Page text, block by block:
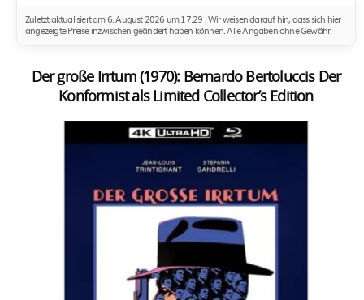
Zuletzt aktualisiert am 6. August 2026 um 17:29 . Wir weisen darauf hin, dass sich hier
angezeigte Preise inzwischen geändert haben können. Alle Angaben ohne Gewähr.
Der große Irrtum (1970): Bernardo Bertoluccis Der
Konformist als Limited Collector’s Edition